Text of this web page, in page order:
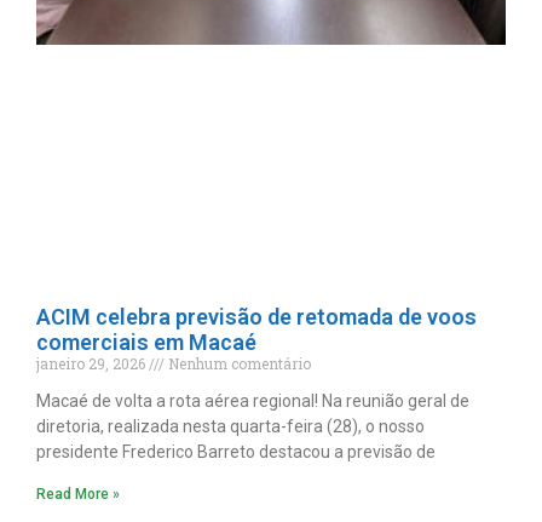
ACIM celebra previsão de retomada de voos
comerciais em Macaé
janeiro 29, 2026
Nenhum comentário
Macaé de volta a rota aérea regional! Na reunião geral de
diretoria, realizada nesta quarta-feira (28), o nosso
presidente Frederico Barreto destacou a previsão de
Read More »